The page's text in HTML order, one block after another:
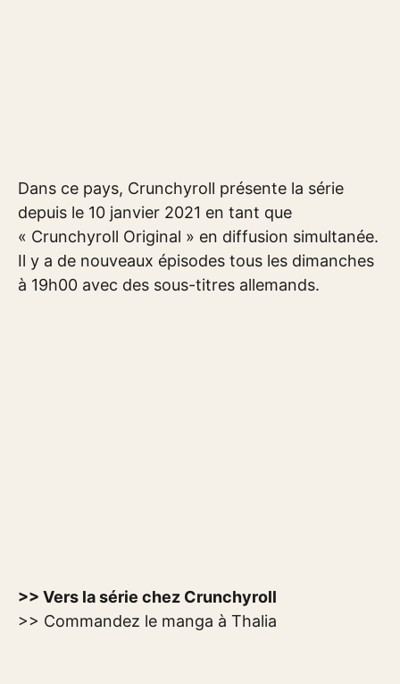
Dans ce pays, Crunchyroll présente la série
depuis le 10 janvier 2021 en tant que
« Crunchyroll Original » en diffusion simultanée.
Il y a de nouveaux épisodes tous les dimanches
à 19h00 avec des sous-titres allemands.
>> Vers la série chez Crunchyroll
>> Commandez le manga à Thalia